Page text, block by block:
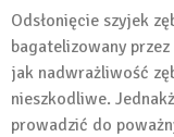
Odsłonięcie szyjek
bagatelizowany
jak nadwrażliwość
nieszkodliwe.
prowadzić do